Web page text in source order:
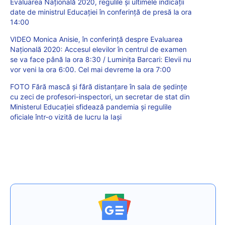
Evaluarea Națională 2020, regulile și ultimele indicații
date de ministrul Educației în conferință de presă la ora
14:00
VIDEO Monica Anisie, în conferință despre Evaluarea
Națională 2020: Accesul elevilor în centrul de examen
se va face până la ora 8:30 / Luminița Barcari: Elevii nu
vor veni la ora 6:00. Cel mai devreme la ora 7:00
FOTO Fără mască și fără distanțare în sala de ședințe
cu zeci de profesori-inspectori, un secretar de stat din
Ministerul Educației sfidează pandemia și regulile
oficiale într-o vizită de lucru la Iași